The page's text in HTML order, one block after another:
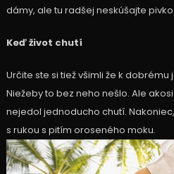
dámy, ale tu radšej neskúšajte
Keď život chutí
Určite ste si tiež všimli že k
Niežeby to bez neho nešlo. Ale
nejedol jednoducho chutí.
s rukou s pitím oroseného moku.